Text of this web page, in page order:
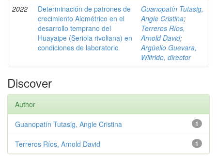
2022
Determinación de patrones de
crecimiento Alométrico en el
desarrollo temprano del
Huayaipe (Seriola rivoliana) en
condiciones de laboratorio
Guanopatín Tutasig,
Angie Cristina;
Terreros Ríos,
Arnold David;
Argüello Guevara,
Wilfrido, director
Discover
Author
1
Guanopatín Tutasig, Angie Cristina
1
Terreros Ríos, Arnold David